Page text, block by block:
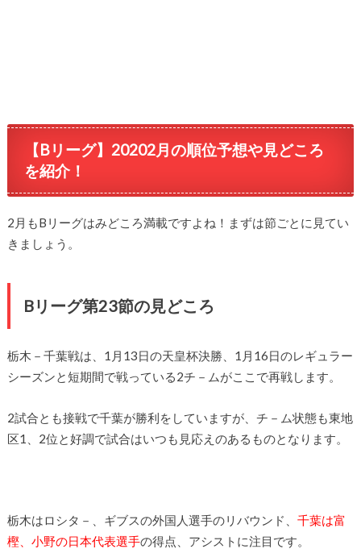
【Bリーグ】20202月の順位予想や見どころ
を紹介！
2月もBリーグはみどころ満載ですよね！まずは節ごとに見てい
きましょう。
Bリーグ第23節の見どころ
栃木－千葉戦は、1月13日の天皇杯決勝、1月16日のレギュラー
シーズンと短期間で戦っている2チ－ムがここで再戦します。
2試合とも接戦で千葉が勝利をしていますが、チ－ム状態も東地
区1、2位と好調で試合はいつも見応えのあるものとなります。
栃木はロシタ－、ギブスの外国人選手のリバウンド、 千葉は富
樫、小野の日本代表選手の得点、アシストに注目です。